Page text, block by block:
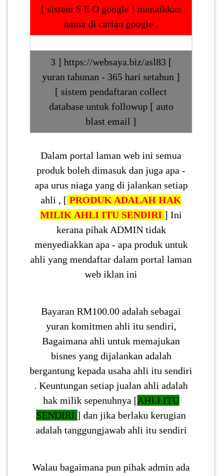
[ sistem S E O google ] menaikkan
nama di carian google .
3 ] https://websaya.biz/asl83 [
yuran tahunan - 365 hari setahun ]
[ sistem pendaftaran collect
database untuk followup [ auto
blast email ]
Dalam portal laman web ini semua
produk boleh dimasuk dan juga apa -
apa urus niaga yang di jalankan setiap
ahli , [ PRODUK ADALAH HAK
MILIK AHLI ITU SENDIRI ] Ini
kerana pihak ADMIN tidak
menyediakkan apa - apa produk untuk
ahli yang mendaftar dalam portal laman
web iklan ini
Bayaran RM100.00 adalah sebagai
yuran komitmen ahli itu sendiri,
Bagaimana ahli untuk memajukan
bisnes yang dijalankan adalah
bergantung kepada usaha ahli itu sendiri
. Keuntungan setiap jualan ahli adalah
hak milik sepenuhnya [AHLI ITU
SENDIRI ] dan jika berlaku kerugian
adalah tanggungjawab ahli itu sendiri
Walau bagaimana pun pihak admin ada